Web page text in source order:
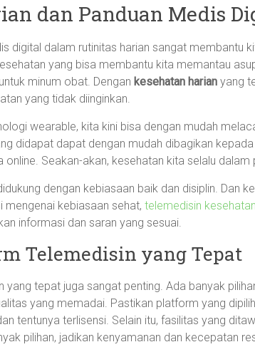
dan Panduan Medis
digital dalam rutinitas harian sangat membantu
yang bisa membantu kita memantau
minum obat. Dengan kesehatan harian yang
yang tidak diinginkan.
wearable, kita kini bisa dengan mudah
didapat dapat dengan mudah dibagikan
Seakan-akan, kesehatan kita selalu dalam
dengan kebiasaan baik dan disiplin. Dan
mengenai kebiasaan sehat, telemedisin
informasi dan saran yang sesuai.
Telemedisin yang Tepat
yang tepat juga sangat penting. Ada banyak
yang memadai. Pastikan platform yang
tentunya terlisensi. Selain itu, fasilitas yang
pilihan, jadikan kenyamanan dan kecepatan